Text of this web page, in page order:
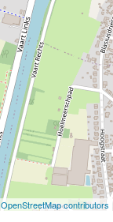
OpenStreetMap contributors